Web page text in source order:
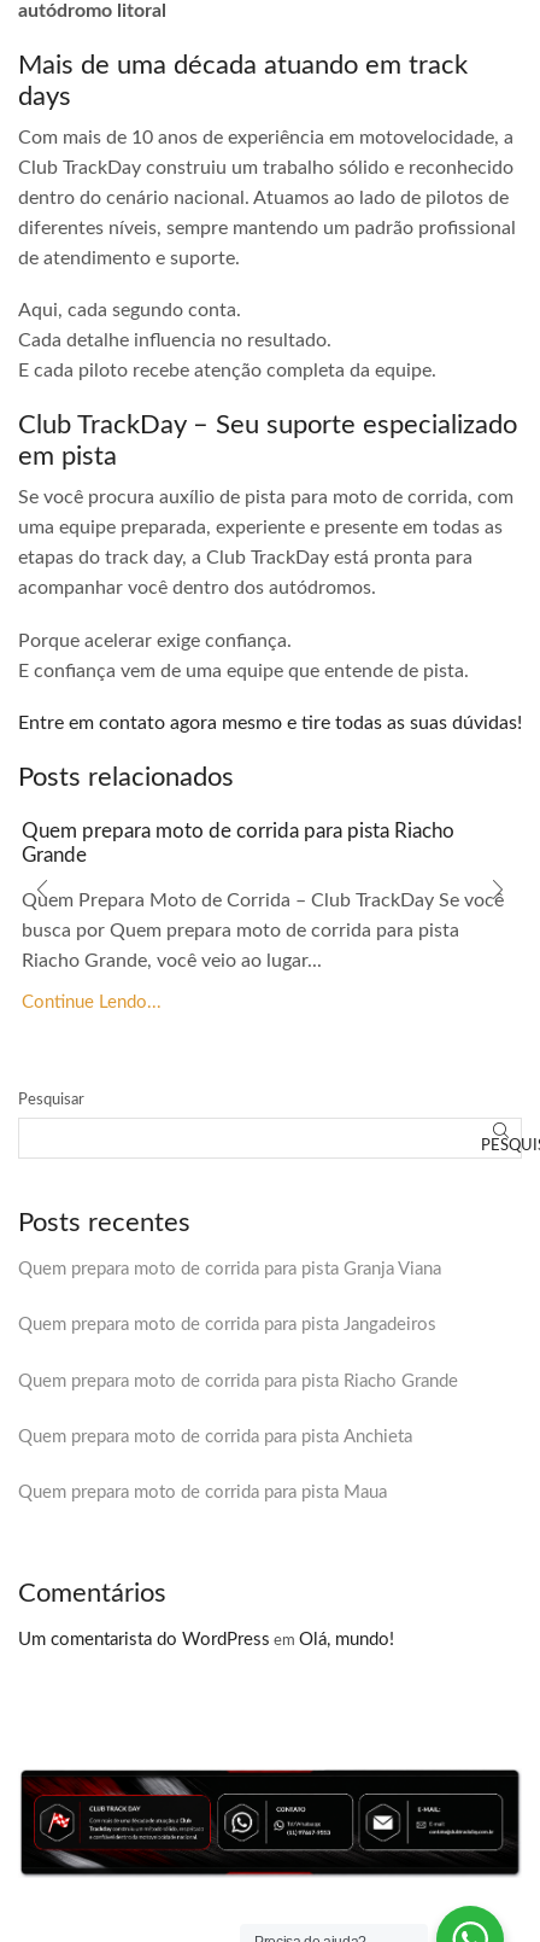
autódromo litoral
Mais de uma década atuando em track
days
Com mais de 10 anos de experiência em motovelocidade, a
Club TrackDay construiu um trabalho sólido e reconhecido
dentro do cenário nacional. Atuamos ao lado de pilotos de
diferentes níveis, sempre mantendo um padrão profissional
de atendimento e suporte.
Aqui, cada segundo conta.
Cada detalhe influencia no resultado.
E cada piloto recebe atenção completa da equipe.
Club TrackDay – Seu suporte especializado
em pista
Se você procura auxílio de pista para moto de corrida, com
uma equipe preparada, experiente e presente em todas as
etapas do track day, a Club TrackDay está pronta para
acompanhar você dentro dos autódromos.
Porque acelerar exige confiança.
E confiança vem de uma equipe que entende de pista.
Entre em contato agora mesmo e tire todas as suas dúvidas!
Posts relacionados
Quem prepara moto de corrida para pista Riacho
Grande
Quem Prepara Moto de Corrida – Club TrackDay Se você
busca por Quem prepara moto de corrida para pista
Riacho Grande, você veio ao lugar...
Continue Lendo...
Pesquisar
Posts recentes
Quem prepara moto de corrida para pista Granja Viana
Quem prepara moto de corrida para pista Jangadeiros
Quem prepara moto de corrida para pista Riacho Grande
Quem prepara moto de corrida para pista Anchieta
Quem prepara moto de corrida para pista Maua
Comentários
Um comentarista do WordPress em Olá, mundo!